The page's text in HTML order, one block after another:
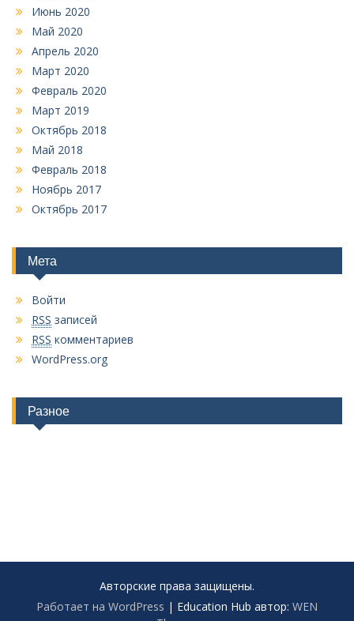
Июнь 2020
Май 2020
Апрель 2020
Март 2020
Февраль 2020
Март 2019
Октябрь 2018
Май 2018
Февраль 2018
Ноябрь 2017
Октябрь 2017
Мета
Войти
RSS записей
RSS комментариев
WordPress.org
Разное
Авторские права защищены.
Работает на WordPress | Education Hub автор: WEN